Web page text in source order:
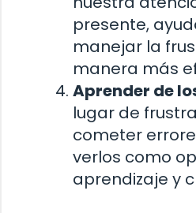
presente,
manejar la
manera más
Aprender de
lugar de
cometer
verlos como
aprendizaje y